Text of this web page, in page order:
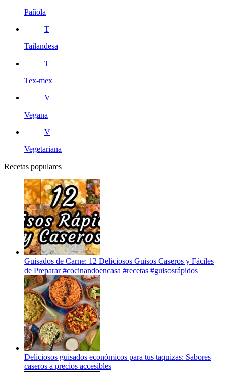
Pañola
T
Tailandesa
T
Tex-mex
V
Vegana
V
Vegetariana
Recetas populares
Guisados de Carne: 12 Deliciosos Guisos Caseros y Fáciles
de Preparar #cocinandoencasa #recetas #guisosrápidos
Deliciosos guisados económicos para tus taquizas: Sabores
caseros a precios accesibles